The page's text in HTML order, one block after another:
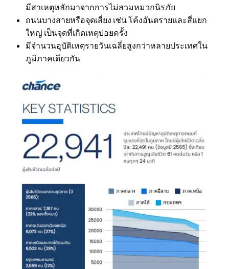
มีสาเหตุหลักมาจากการไม่สวมหมวกนิรภัย
ถนนบางสายหรือจุดเสี่ยง เช่น โค้งอันตรายและสี่แยก
ใหญ่ เป็นจุดที่เกิดเหตุบ่อยครั้ง
มีจํานวนอุบัติเหตุรายวันเฉลี่ยสูงกว่าหลายประเทศใน
ภูมิภาคเดียวกัน